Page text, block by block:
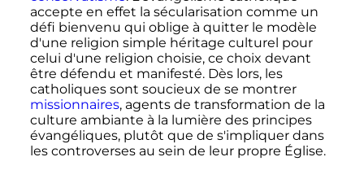
accepte en effet la sécularisation comme un
défi bienvenu qui oblige à quitter le modèle
d'une religion simple héritage culturel pour
celui d'une religion choisie, ce choix devant
être défendu et manifesté. Dès lors, les
catholiques sont soucieux de se montrer
missionnaires, agents de transformation de la
culture ambiante à la lumière des principes
évangéliques, plutôt que de s'impliquer dans
les controverses au sein de leur propre Église.